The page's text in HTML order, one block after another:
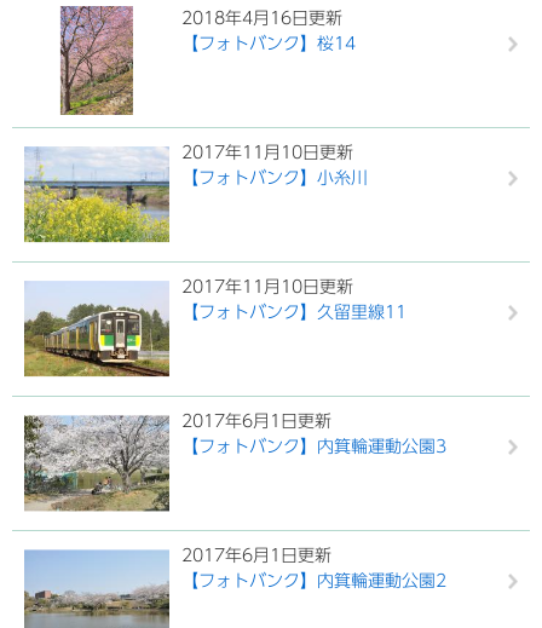
2018年4月16日更新
【フォトバンク】桜14
2017年11月10日更新
【フォトバンク】小糸川
2017年11月10日更新
【フォトバンク】久留里線11
2017年6月1日更新
【フォトバンク】内箕輪運動公園3
2017年6月1日更新
【フォトバンク】内箕輪運動公園2